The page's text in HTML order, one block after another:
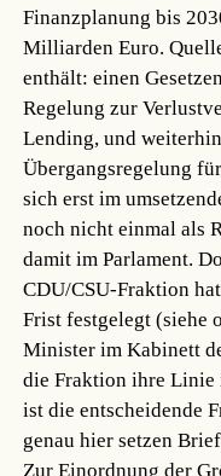
Finanzplanung bis
Milliarden Euro.
enthält: einen
Regelung zur
Lending, und
Übergangsregelung
sich erst im
noch nicht einmal als
damit im Parlament.
CDU/CSU-Fraktion
Frist festgelegt (siehe
Minister im Kabinett
die Fraktion ihre Linie
ist die entscheidende
genau hier setzen
Zur Einordnung der